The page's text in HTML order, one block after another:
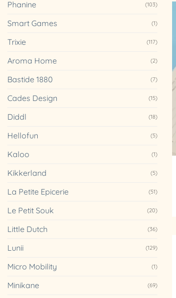
Phanine (103)
Smart Games (1)
Trixie (117)
Aroma Home (2)
Bastide 1880 (7)
Cades Design (15)
Diddl (18)
Hellofun (5)
Kaloo (1)
Kikkerland (5)
La Petite Epicerie (51)
Le Petit Souk (20)
Little Dutch (36)
Lunii (129)
Micro Mobility (1)
Minikane (69)